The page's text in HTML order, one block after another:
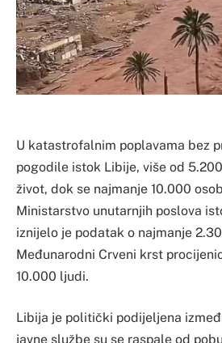
U katastrofalnim poplavama bez
pogodile istok Libije, više od
život, dok se najmanje 10.000
Ministarstvo unutarnjih poslova
iznijelo je podatak o najmanje
Međunarodni Crveni krst
10.000 ljudi.
Libija je politički podijeljena
javne službe su se raspale od